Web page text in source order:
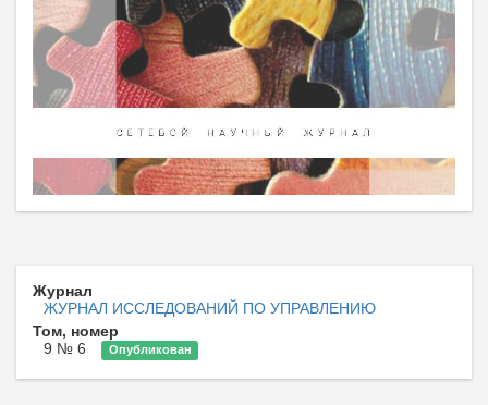
Журнал
ЖУРНАЛ ИССЛЕДОВАНИЙ ПО УПРАВЛЕНИЮ
Том, номер
9 № 6
Опубликован